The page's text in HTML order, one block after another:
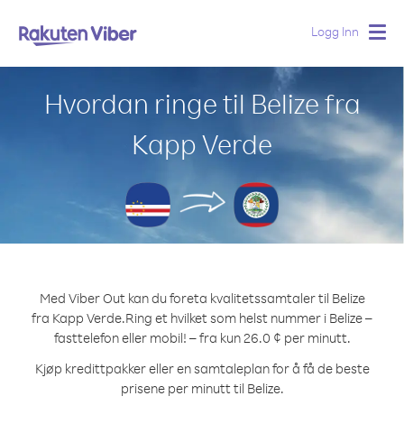
Logg Inn
Hvordan ringe til Belize fra
Kapp Verde
Med Viber Out kan du foreta kvalitetssamtaler til Belize
fra Kapp Verde.Ring et hvilket som helst nummer i Belize –
fasttelefon eller mobil! – fra kun 26.0 ¢ per minutt.
Kjøp kredittpakker eller en samtaleplan for å få de beste
prisene per minutt til Belize.